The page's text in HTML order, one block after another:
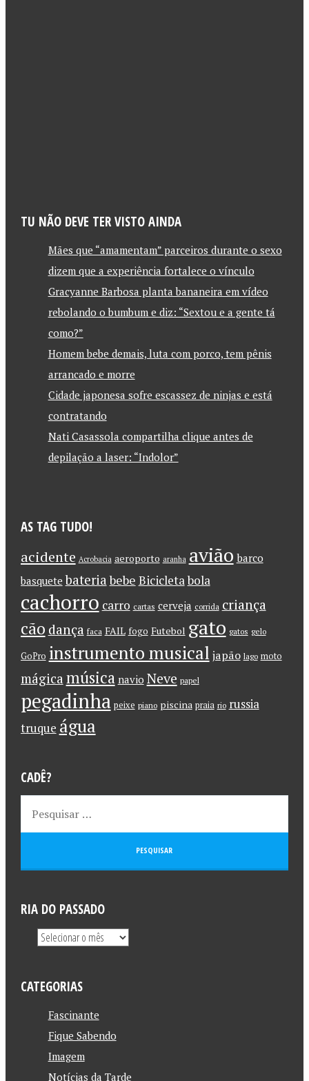
TU NÃO DEVE TER VISTO AINDA
Mães que “amamentam” parceiros durante o sexo
dizem que a experiência fortalece o vínculo
Gracyanne Barbosa planta bananeira em vídeo
rebolando o bumbum e diz: “Sextou e a gente tá
como?”
Homem bebe demais, luta com porco, tem pênis
arrancado e morre
Cidade japonesa sofre escassez de ninjas e está
contratando
Nati Casassola compartilha clique antes de
depilação a laser: “Indolor”
AS TAG TUDO!
acidente Acrobacia aeroporto aranha avião barco
basquete bateriabebe Bicicletabola
cachorro carro cartas cerveja corrida criança
cão dança faca FAIL fogo Futebol gato gatos gelo
GoPro instrumento musical japão lago moto
mágica música navio Neve papel
pegadinha peixe piano piscina praia rio russia
truque água
CADÊ?
RIA DO PASSADO
CATEGORIAS
Fascinante
Fique Sabendo
Imagem
Notícias da Tarde